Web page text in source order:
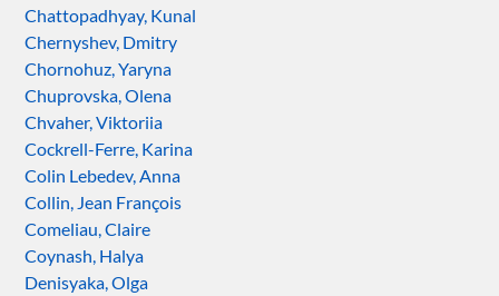
Chattopadhyay, Kunal
Chernyshev, Dmitry
Chornohuz, Yaryna
Chuprovska, Olena
Chvaher, Viktoriia
Cockrell-Ferre, Karina
Colin Lebedev, Anna
Collin, Jean François
Comeliau, Claire
Coynash, Halya
Denisyaka, Olga